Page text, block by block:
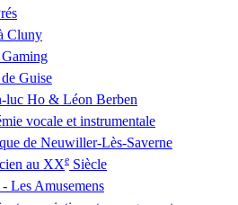
Cluny
Gaming
de Guise
luc Ho & Léon Berben
vocale et instrumentale
de Neuwiller-Lès-Saverne
au XXe Siècle
Les Amusemens